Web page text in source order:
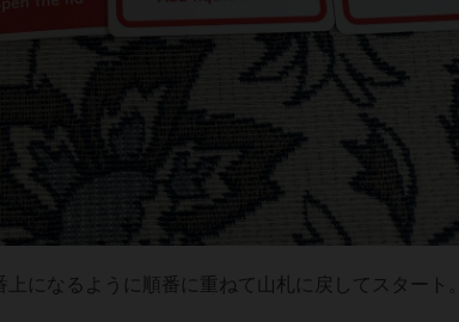
になるように順番に重ねて山札に戻してスタート。